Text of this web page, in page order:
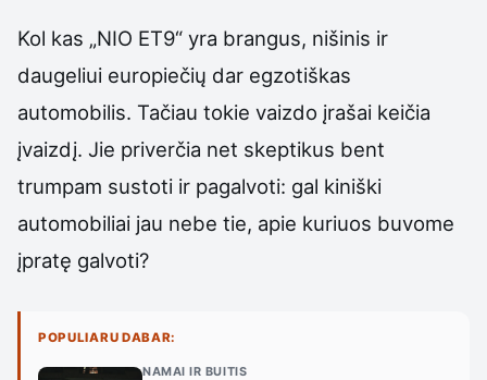
Kol kas „NIO ET9“ yra brangus, nišinis ir
daugeliui europiečių dar egzotiškas
automobilis. Tačiau tokie vaizdo įrašai keičia
įvaizdį. Jie priverčia net skeptikus bent
trumpam sustoti ir pagalvoti: gal kiniški
automobiliai jau nebe tie, apie kuriuos buvome
įpratę galvoti?
POPULIARU DABAR:
NAMAI IR BUITIS